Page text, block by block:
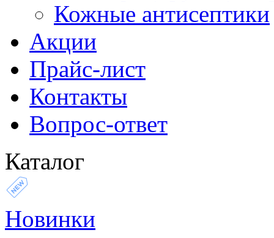
Кожные антисептики
Акции
Прайс-лист
Контакты
Вопрос-ответ
Каталог
Новинки